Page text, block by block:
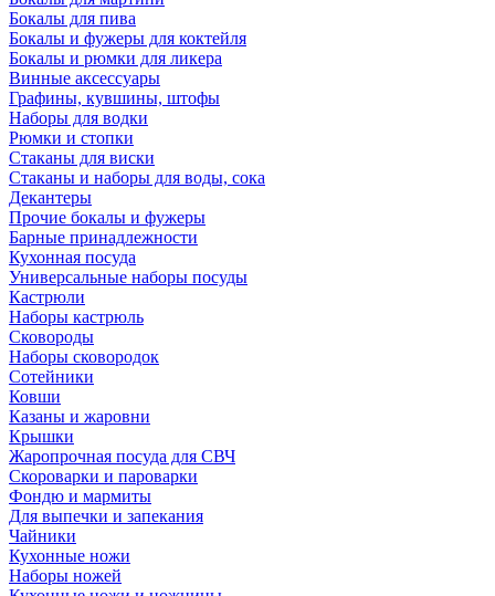
Бокалы для пива
Бокалы и фужеры для коктейля
Бокалы и рюмки для ликера
Винные аксессуары
Графины, кувшины, штофы
Наборы для водки
Рюмки и стопки
Стаканы для виски
Стаканы и наборы для воды, сока
Декантеры
Прочие бокалы и фужеры
Барные принадлежности
Кухонная посуда
Универсальные наборы посуды
Кастрюли
Наборы кастрюль
Сковороды
Наборы сковородок
Сотейники
Ковши
Казаны и жаровни
Крышки
Жаропрочная посуда для СВЧ
Скороварки и пароварки
Фондю и мармиты
Для выпечки и запекания
Чайники
Кухонные ножи
Наборы ножей